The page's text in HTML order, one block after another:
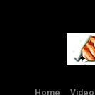
Home Video